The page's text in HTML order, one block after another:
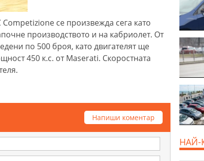
се произвежда сега като
производството и на кабриолет. От
по 500 броя, като двигателят ще
450 к.с. от Maserati. Скоростната
Напиши коментар
НАЙ-